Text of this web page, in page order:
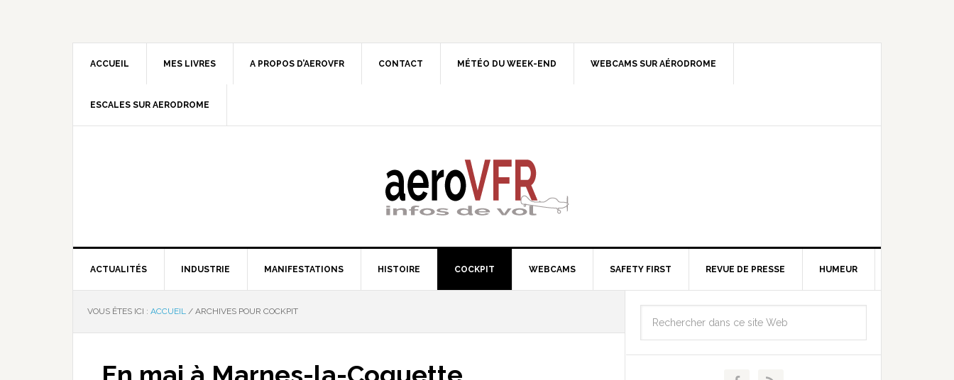
ACCUEIL MES LIVRES A PROPOS D’AEROVFR CONTACT MÉTÉO DU WEEK-END WEBCAMS SUR AÉRODROME
ESCALES SUR AERODROME
ACTUALITÉS INDUSTRIE MANIFESTATIONS HISTOIRE COCKPIT WEBCAMS SAFETY FIRST REVUE DE PRESSE HUMEUR
VOUS ÊTES ICI : ACCUEIL / ARCHIVES POUR COCKPIT